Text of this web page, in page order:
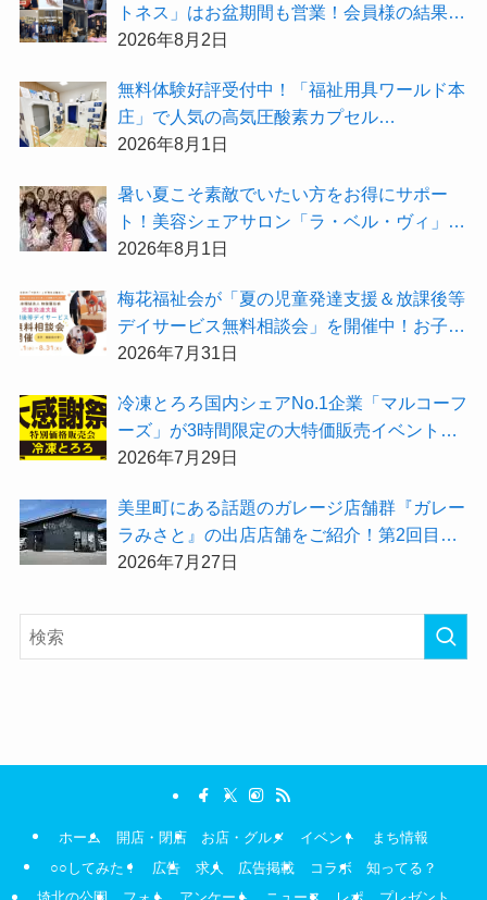
トネス」はお盆期間も営業！会員様の結果を
大公開★
2026年8月2日
無料体験好評受付中！「福祉用具ワールド本
庄」で人気の高気圧酸素カプセル
「O2BOX（30分500円）」で夏バテ撃退★
2026年8月1日
暑い夏こそ素敵でいたい方をお得にサポー
ト！美容シェアサロン「ラ・ベル・ヴィ」か
ら2026年8月のお得情報が届きました！
2026年8月1日
梅花福祉会が「夏の児童発達支援＆放課後等
デイサービス無料相談会」を開催中！お子さ
まの「できた！」を増やす夏にしてみません
2026年7月31日
冷凍とろろ国内シェアNo.1企業「マルコーフ
ーズ」が3時間限定の大特価販売イベント
『夏の大感謝祭2026」を開催！
2026年7月29日
美里町にある話題のガレージ店舗群『ガレー
ラみさと』の出店店舗をご紹介！第2回目は
「Hair Salon ULU（ウル）美里店」
2026年7月27日
ホーム 開店・閉店 お店・グルメ イベント
まち情報
○○してみた！
広告 求人 広告掲載 コラボ
知ってる？